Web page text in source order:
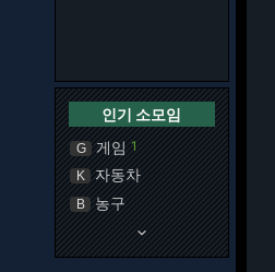
인기 소모임
G 게임 1
K 자동차
B 농구
keyboard_arrow_down